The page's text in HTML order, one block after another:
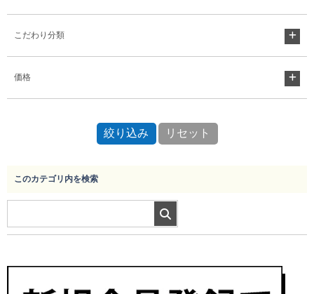
こだわり分類
価格
このカテゴリ内を検索